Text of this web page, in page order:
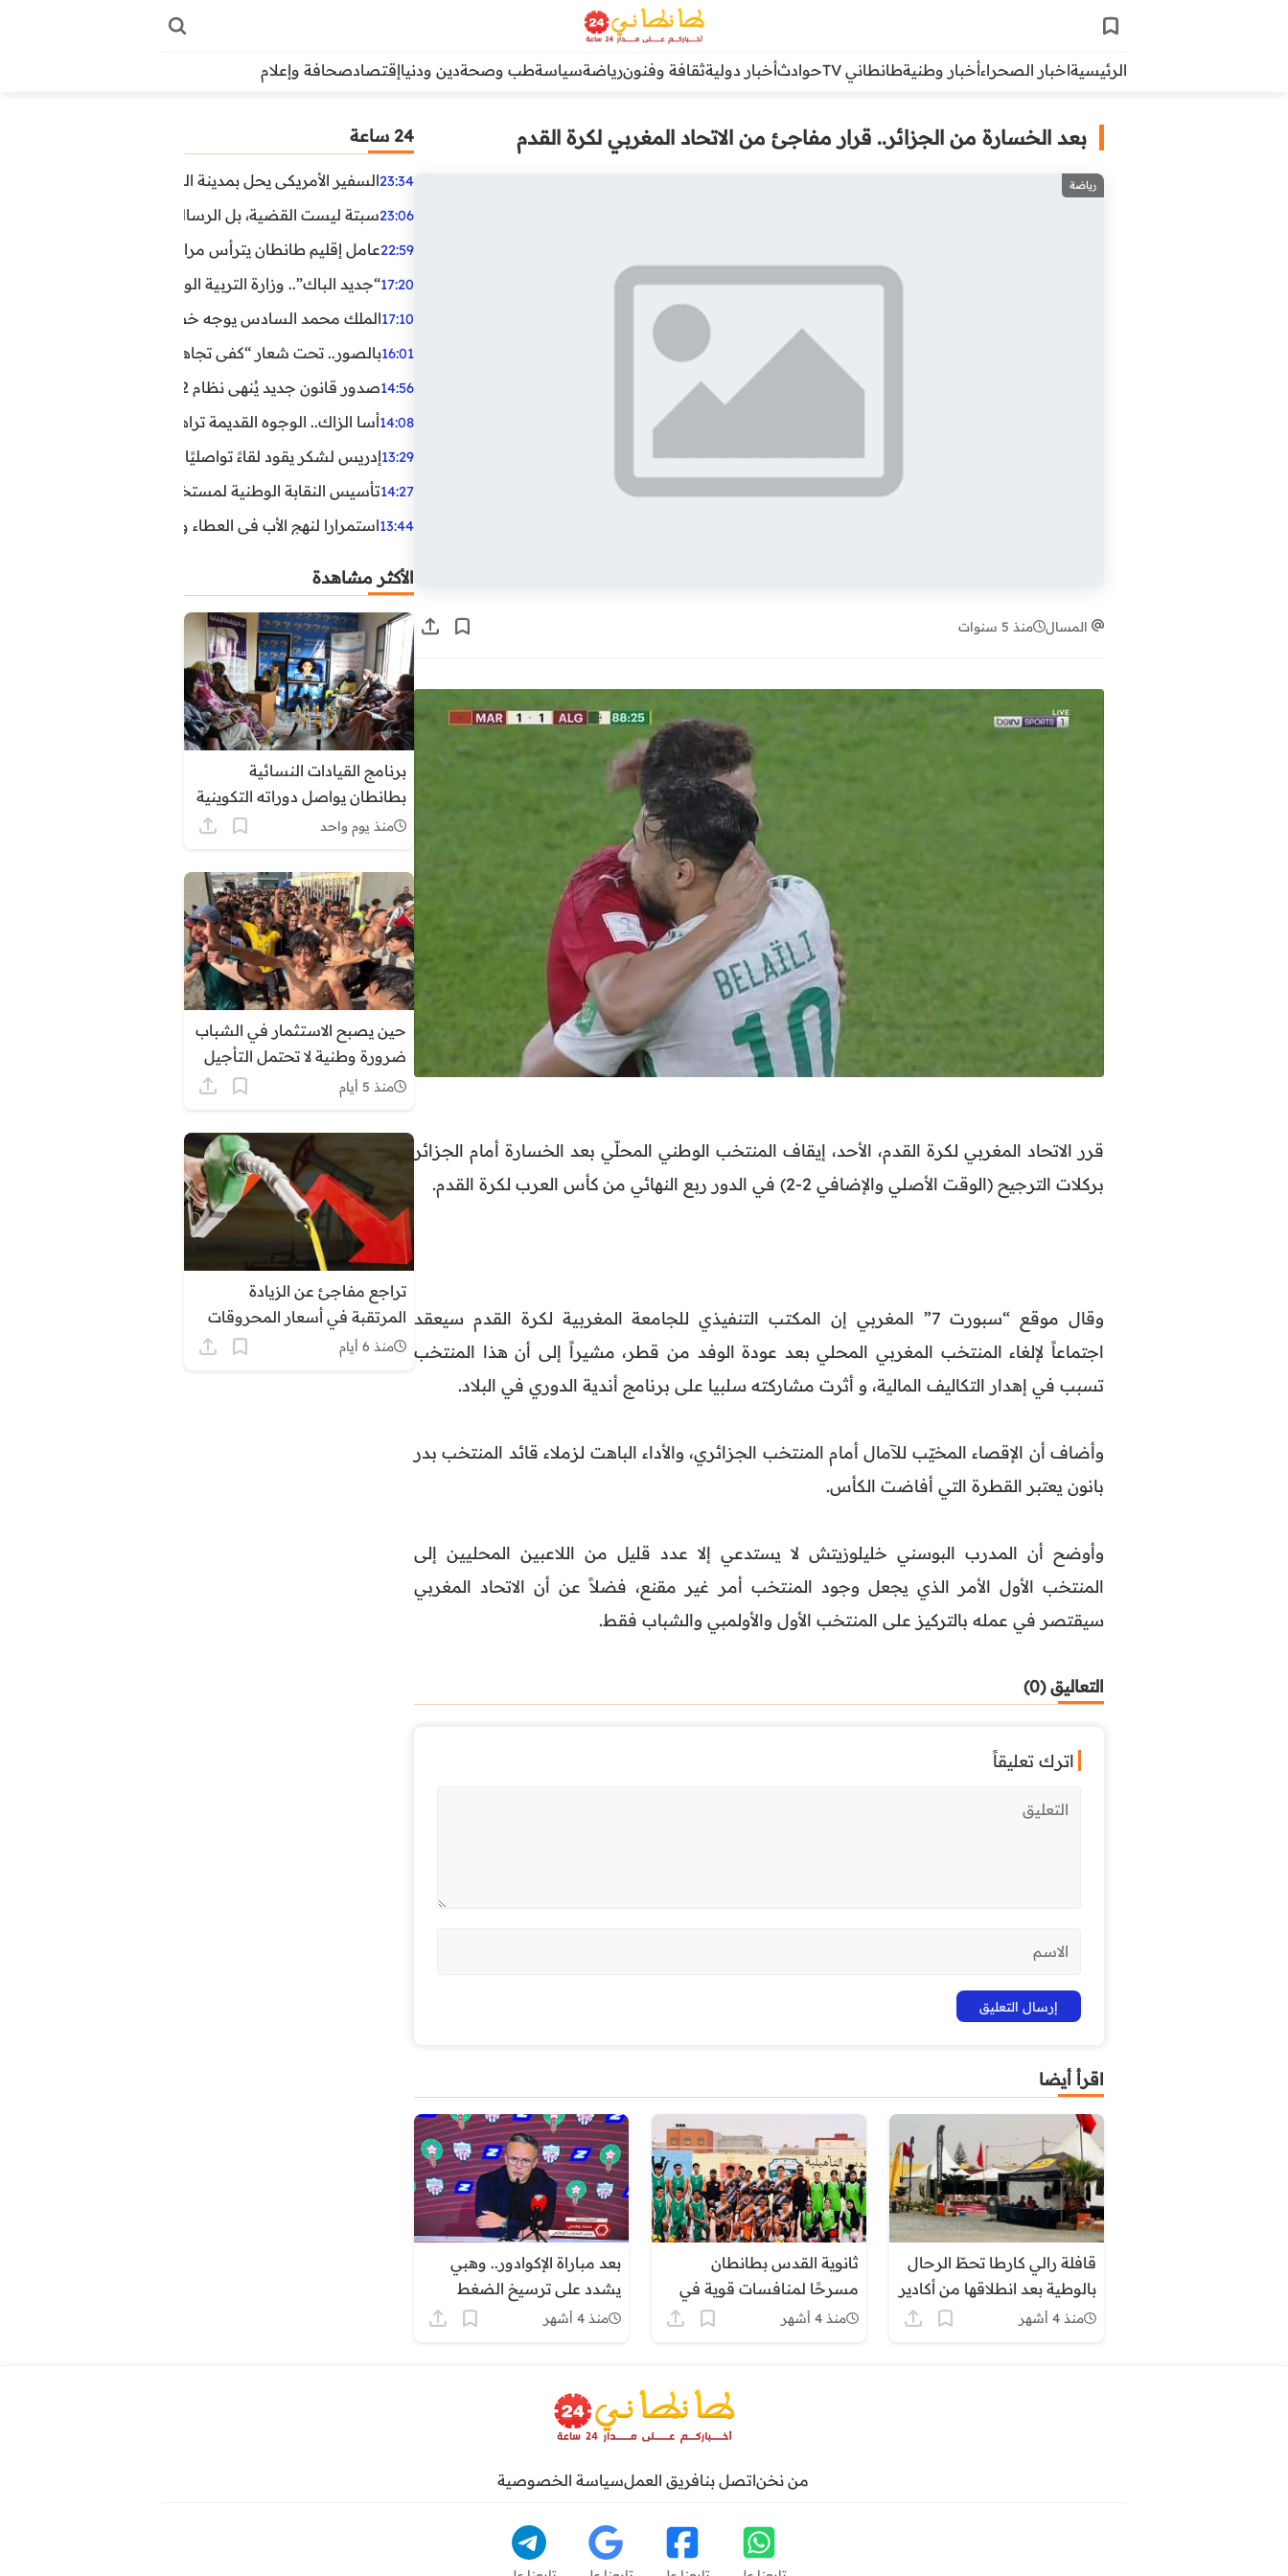
الرئيسيةاخبار الصحراءأخبار وطنيةطانطاني TV حوادثأخبار دوليةثقافة وفنونرياضةسياسةطب وصحةدين ودنياإقتصادصحافة وإعلام
بعد الخسارة من الجزائر.. قرار مفاجئ من الاتحاد المغربي لكرة القدم
رياضة
المسال منذ 5 سنوات
قرر الاتحاد المغربي لكرة القدم، الأحد، إيقاف المنتخب الوطني المحلّي بعد الخسارة أمام الجزائر
بركلات الترجيح (الوقت الأصلي والإضافي 2-2) في الدور ربع النهائي من كأس العرب لكرة القدم.
وقال موقع “سبورت 7” المغربي إن المكتب التنفيذي للجامعة المغربية لكرة القدم سيعقد
اجتماعاً لإلغاء المنتخب المغربي المحلي بعد عودة الوفد من قطر، مشيراً إلى أن هذا المنتخب
تسبب في إهدار التكاليف المالية، و أثرت مشاركته سلبيا على برنامج أندية الدوري في البلاد.
وأضاف أن الإقصاء المخيّب للآمال أمام المنتخب الجزائري، والأداء الباهت لزملاء قائد المنتخب بدر
بانون يعتبر القطرة التي أفاضت الكأس.
وأوضح أن المدرب البوسني خليلوزيتش لا يستدعي إلا عدد قليل من اللاعبين المحليين إلى
المنتخب الأول الأمر الذي يجعل وجود المنتخب أمر غير مقنع، فضلاً عن أن الاتحاد المغربي
سيقتصر في عمله بالتركيز على المنتخب الأول والأولمبي والشباب فقط.
التعاليق (0)
اترك تعليقاً
اقرأ أيضا
قافلة رالي كارطا تحطّ الرحال
بالوطية بعد انطلاقها من أكادير
منذ 4 أشهر
ثانوية القدس بطانطان
مسرحًا لمنافسات قوية في
بطولة عصبة كلميم وادنون
منذ 4 أشهر
بعد مباراة الإكوادور.. وهبي
يشدد على ترسيخ الضغط
العالي وتحسين دقة المرتدات
منذ 4 أشهر
24 ساعة
23:34السفير الأمريكي يحل بمدينة العيون في أول زيارة رسمية
23:06سبتة ليست القضية، بل الرسالة التي حملها البحر!
22:59عامل إقليم طانطان يترأس مراسيم الإنصات للخطاب
17:20“جديد الباك”.. وزارة التربية الوطنية تعتمد مستجدات
17:10الملك محمد السادس يوجه خطابا ساميا إلى الأمة بمناسبة الذكرى الـ27
16:01بالصور.. تحت شعار “كفى تجاهلا”.. وقفة احتجاجية بكلميم
14:56صدور قانون جديد يُنهي نظام 12 ساعة.. أعوان الحراسة الخاصة يستفيدون من المدة القانونية للشغل
14:08أسا الزاك.. الوجوه القديمة تراهن على الخبرة والجديدة
13:29إدريس لشكر يقود لقاءً تواصليًا مع مناضلي الاتحاد
14:27تأسيس النقابة الوطنية لمستخدمي الوكالة الوطنية
13:44استمرارا لنهج الأب في العطاء وخدمة المجتمع، يواصل ابن
الأكثر مشاهدة
برنامج القيادات النسائية
بطانطان يواصل دوراته التكوينية
حول التنظيم الترابي وأدوار
منذ يوم واحد
حين يصبح الاستثمار في الشباب
ضرورة وطنية لا تحتمل التأجيل
منذ 5 أيام
تراجع مفاجئ عن الزيادة
المرتقبة في أسعار المحروقات
بالمغرب وسط ترقب وتساءلات
منذ 6 أيام
من نخناتصل بنافريق العملسياسة الخصوصية